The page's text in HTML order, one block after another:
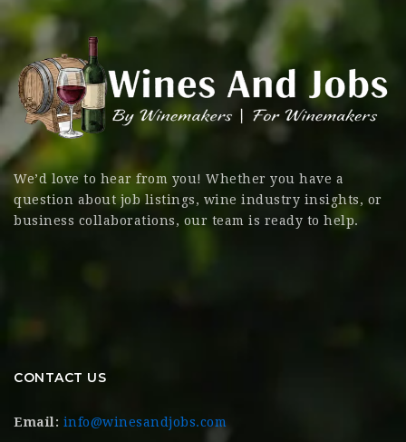
We’d love to hear from you! Whether you have a
question about job listings, wine industry insights, or
business collaborations, our team is ready to help.
CONTACT US
Email: info@winesandjobs.com